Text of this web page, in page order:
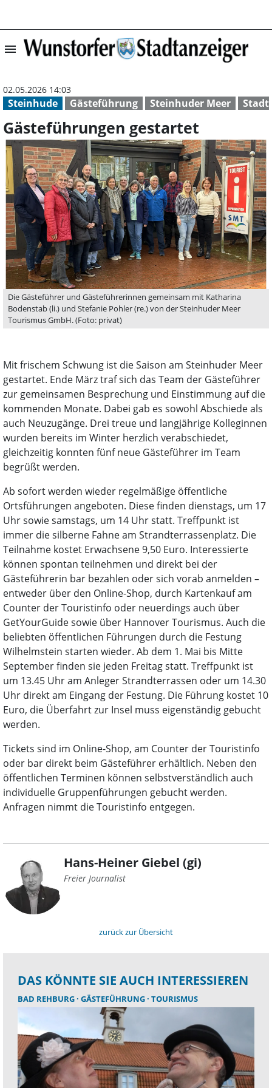
menu
Steinhude Gästeführung Steinhuder Meer
02.05.2026 14:03
Gästeführungen gestartet
Die Gästeführer und Gästeführerinnen gemeinsam mit Katharina
Bodenstab (li.) und Stefanie Pohler (re.) von der Steinhuder Meer
Tourismus GmbH. (Foto: privat)
Mit frischem Schwung ist die Saison am Steinhuder Meer
gestartet. Ende März traf sich das Team der Gästeführer
zur gemeinsamen Besprechung und Einstimmung auf die
kommenden Monate. Dabei gab es sowohl Abschiede als
auch Neuzugänge. Drei treue und langjährige Kolleginnen
wurden bereits im Winter herzlich verabschiedet,
gleichzeitig konnten fünf neue Gästeführer im Team
begrüßt werden.
Ab sofort werden wieder regelmäßige öffentliche
Ortsführungen angeboten. Diese finden dienstags, um 17
Uhr sowie samstags, um 14 Uhr statt. Treffpunkt ist
immer die silberne Fahne am Strandterrassenplatz. Die
Teilnahme kostet Erwachsene 9,50 Euro. Interessierte
können spontan teilnehmen und direkt bei der
Gästeführerin bar bezahlen oder sich vorab anmelden –
entweder über den Online-Shop, durch Kartenkauf am
Counter der Touristinfo oder neuerdings auch über
GetYourGuide sowie über Hannover Tourismus. Auch die
beliebten öffentlichen Führungen durch die Festung
Wilhelmstein starten wieder. Ab dem 1. Mai bis Mitte
September finden sie jeden Freitag statt. Treffpunkt ist
um 13.45 Uhr am Anleger Strandterrassen oder um 14.30
Uhr direkt am Eingang der Festung. Die Führung kostet 10
Euro, die Überfahrt zur Insel muss eigenständig gebucht
werden.
Tickets sind im Online-Shop, am Counter der Touristinfo
oder bar direkt beim Gästeführer erhältlich. Neben den
öffentlichen Terminen können selbstverständlich auch
individuelle Gruppenführungen gebucht werden.
Anfragen nimmt die Touristinfo entgegen.
Hans-Heiner Giebel (gi)
Freier Journalist
zurück zur Übersicht
DAS KÖNNTE SIE AUCH INTERESSIEREN
BAD REHBURG GÄSTEFÜHRUNG TOURISMUS